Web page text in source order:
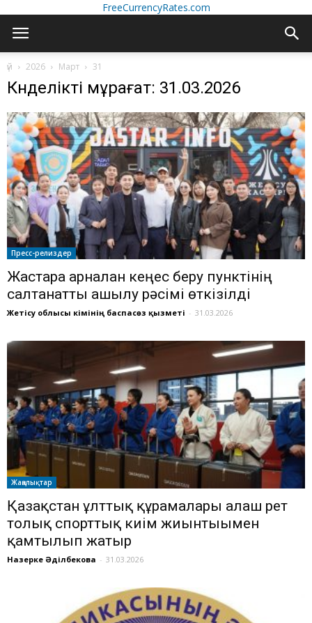
FreeCurrencyRates.com
үй 2026 Март 31
Күнделікті мұрағат: 31.03.2026
Пресс-релиздер
Жастарға арналған кеңес беру пунктінің
салтанатты ашылу рәсімі өткізілді
Жетісу облысы әкімінің баспасөз қызметі - 31.03.2026
Жаңалықтар
Қазақстан ұлттық құрамалары алғаш рет
толық спорттық киім жиынтығымен
қамтылып жатыр
Назерке Әділбекова - 31.03.2026